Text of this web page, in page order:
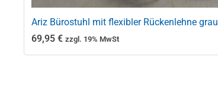
Ariz Bürostuhl mit flexibler Rückenlehne grau
69,95 € zzgl. 19% MwSt